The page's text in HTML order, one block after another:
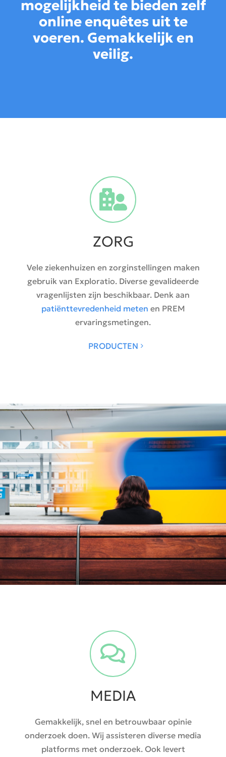
mogelijkheid te bieden zelf
online enquêtes uit te
voeren. Gemakkelijk en
veilig.
ZORG
Vele ziekenhuizen en zorginstellingen maken
gebruik van Exploratio. Diverse gevalideerde
vragenlijsten zijn beschikbaar. Denk aan
patiënttevredenheid meten en PREM
ervaringsmetingen.
PRODUCTEN
MEDIA
Gemakkelijk, snel en betrouwbaar opinie
onderzoek doen. Wij assisteren diverse media
platforms met onderzoek. Ook levert